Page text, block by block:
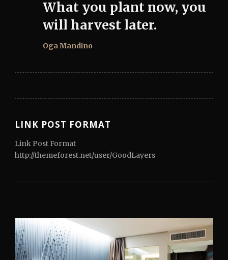
What you plant now, you
will harvest later.
Oga Mandino
LINK POST FORMAT
Link Post Format
http://themeforest.net/user/GoodLayers